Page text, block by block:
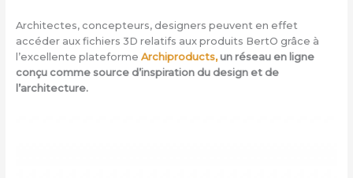
Architectes, concepteurs, designers peuvent en effet
accéder aux fichiers 3D relatifs aux produits BertO grâce à
l’excellente plateforme Archiproducts,un réseau en ligne
conçu comme source d’inspiration du design et de
l’architecture.